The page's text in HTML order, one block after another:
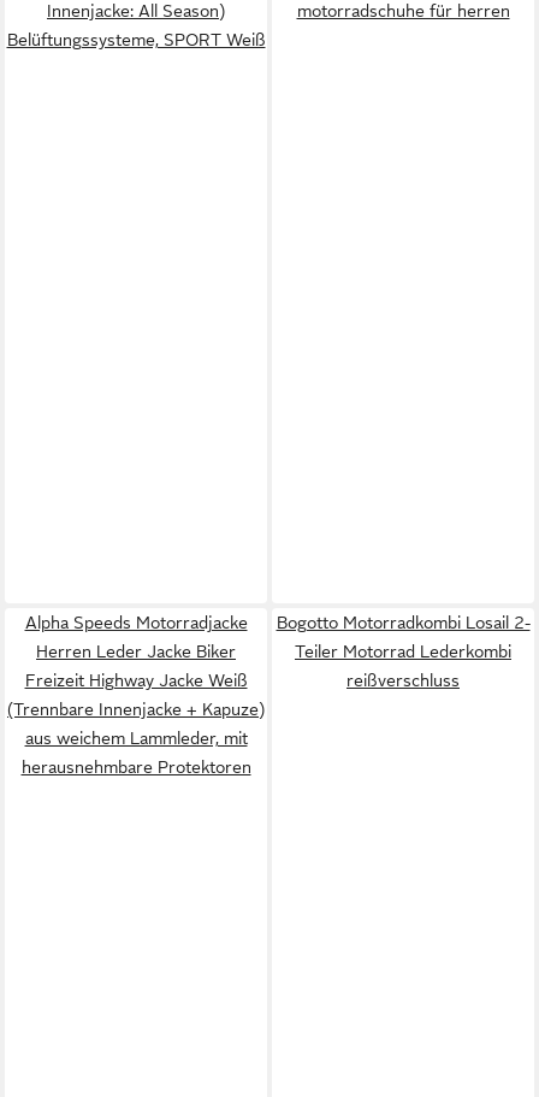
Innenjacke: All Season)
Belüftungssysteme, SPORT Weiß
motorradschuhe für herren
Alpha Speeds Motorradjacke
Herren Leder Jacke Biker
Freizeit Highway Jacke Weiß
(Trennbare Innenjacke + Kapuze)
aus weichem Lammleder, mit
herausnehmbare Protektoren
Bogotto Motorradkombi Losail 2-
Teiler Motorrad Lederkombi
reißverschluss